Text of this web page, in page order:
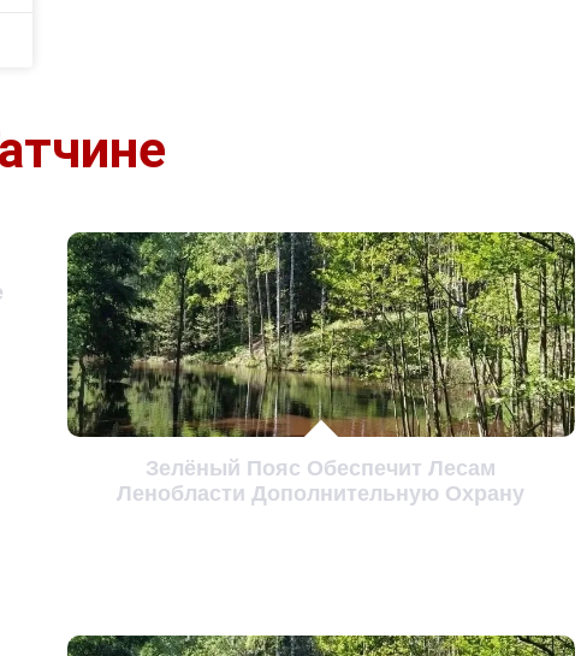
Зелёный Пояс Обеспечит Лесам
Ленобласти Дополнительную Охрану